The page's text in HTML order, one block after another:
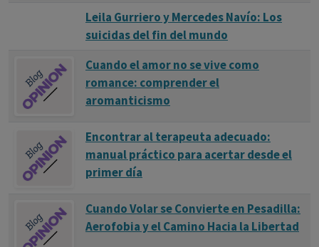
Leila Gurriero y Mercedes Navío: Los
suicidas del fin del mundo
Cuando el amor no se vive como
romance: comprender el
aromanticismo
Encontrar al terapeuta adecuado:
manual práctico para acertar desde el
primer día
Cuando Volar se Convierte en Pesadilla:
Aerofobia y el Camino Hacia la Libertad